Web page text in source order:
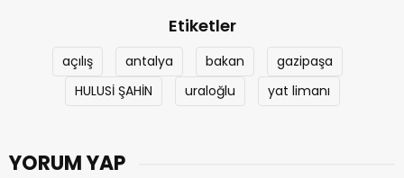
Etiketler
açılış antalya bakan
gazipaşa
HULUSİ ŞAHİN
uraloğlu yat limanı
YORUM YAP